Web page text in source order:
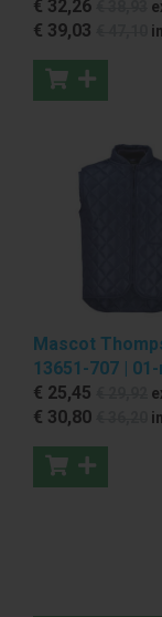
€ 32,26
€ 39,03
Mascot
13651-707 |
€ 25,45
€ 30,80